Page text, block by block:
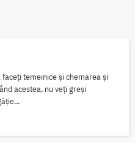
temeinice și chemarea și
acestea, nu veți greși